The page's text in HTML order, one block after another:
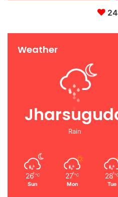
Weather
Rain
26 ℃
Sun
27 ℃
Mon
28
Tue